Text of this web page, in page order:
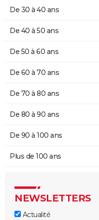
De 30 à 40 ans
De 40 à 50 ans
De 50 à 60 ans
De 60 à 70 ans
De 70 à 80 ans
De 80 à 90 ans
De 90 à 100 ans
Plus de 100 ans
NEWSLETTERS
Actualité